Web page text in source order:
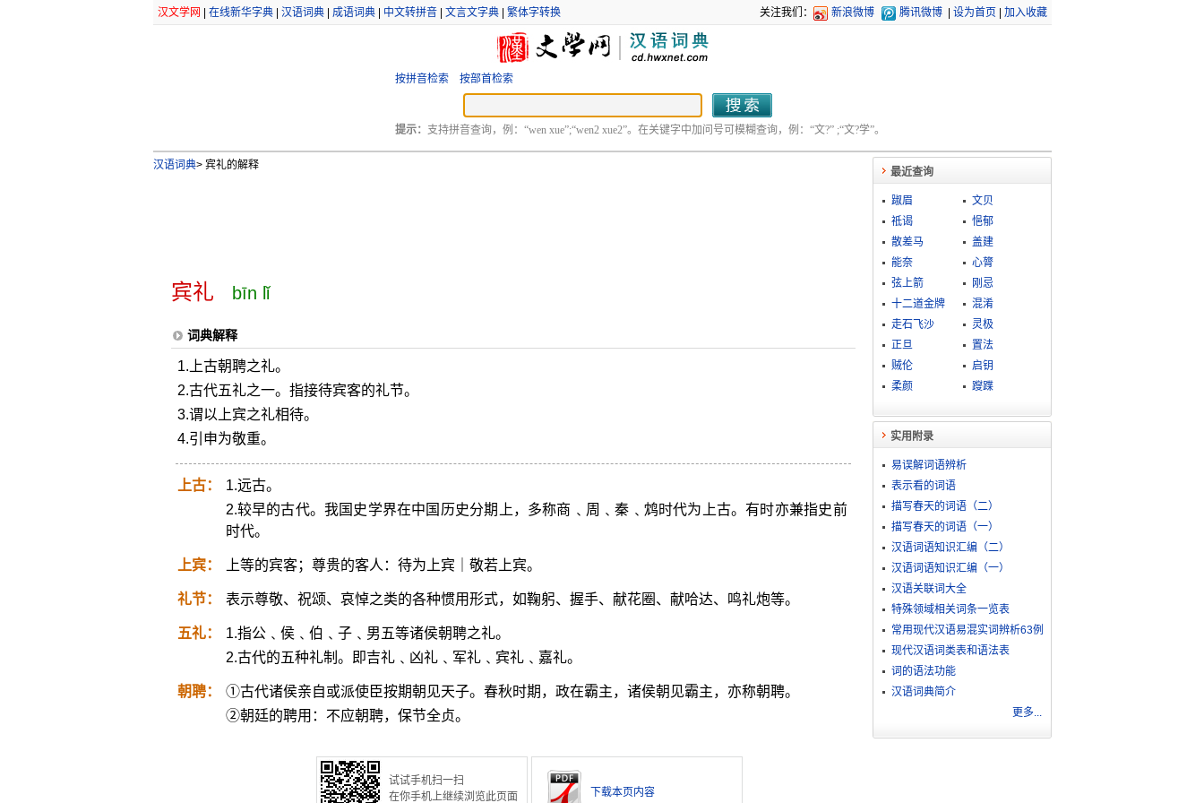
汉文学网 在线新华字典| 汉语词典| 成语词典| 中文转拼音| 文言文字典| 繁体字转换 关注我们： 新浪微博 腾讯微博 设为首页 加入收藏
按拼音检索 按部首检索
提示： 支持拼音查询，例：“wen xue”;“wen2 xue2”。在关键字中加问号可模糊查询，例：“文?” ;“文?学”。
汉语词典>宾礼的解释
宾礼 bīn lǐ
词典解释
1.上古朝聘之礼。
2.古代五礼之一。指接待宾客的礼节。
3.谓以上宾之礼相待。
4.引申为敬重。
上古：
1.远古。
2.较早的古代。我国史学界在中国历史分期上，多称商﹑周﹑秦﹑鸩时代为上古。有时亦兼指史前
时代。
上宾： 上等的宾客；尊贵的客人：待为上宾｜敬若上宾。
礼节： 表示尊敬、祝颂、哀悼之类的各种惯用形式，如鞠躬、握手、献花圈、献哈达、鸣礼炮等。
五礼：
1.指公﹑侯﹑伯﹑子﹑男五等诸侯朝聘之礼。
2.古代的五种礼制。即吉礼﹑凶礼﹑军礼﹑宾礼﹑嘉礼。
朝聘：
①古代诸侯亲自或派使臣按期朝见天子。春秋时期，政在霸主，诸侯朝见霸主，亦称朝聘。
②朝廷的聘用：不应朝聘，保节全贞。
试试手机扫一扫
在你手机上继续浏览此页面
下载本页内容
最近查询
踧眉
文贝
祗谒
悒郁
散差马
盖建
能奈
心膂
弦上箭
刚忌
十二道金牌
混淆
走石飞沙
灵极
正旦
置法
贼伦
启钥
柔颜
躞蹀
实用附录
易误解词语辨析
表示看的词语
描写春天的词语（二）
描写春天的词语（一）
汉语词语知识汇编（二）
汉语词语知识汇编（一）
汉语关联词大全
特殊领域相关词条一览表
常用现代汉语易混实词辨析63例
现代汉语词类表和语法表
词的语法功能
汉语词典简介
更多...